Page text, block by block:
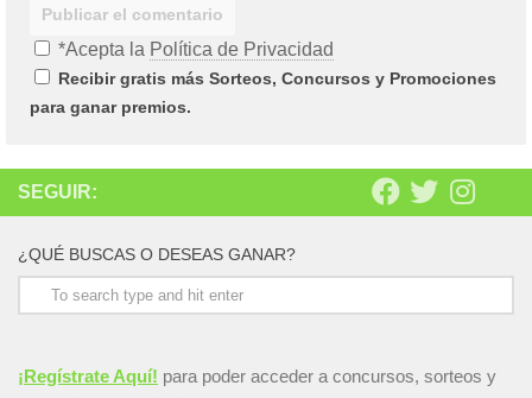
*Acepta la Política de Privacidad
Recibir gratis más Sorteos, Concursos y Promociones
para ganar premios.
SEGUIR:
¿QUÉ BUSCAS O DESEAS GANAR?
¡Regístrate Aquí! para poder acceder a concursos, sorteos y